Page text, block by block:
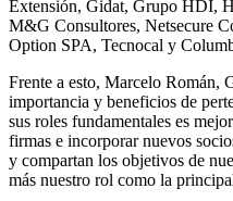
Extensión, Gidat, Grupo HDI,
M&G Consultores, Netsecure
Option SPA, Tecnocal y
Frente a esto, Marcelo Román,
importancia y beneficios de
sus roles fundamentales es
firmas e incorporar nuevos
y compartan los objetivos de
más nuestro rol como la